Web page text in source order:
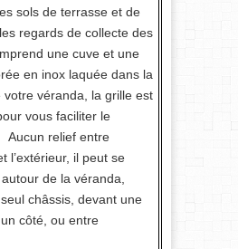
sols de terrasse et de
regards de collecte des
une cuve et une
en inox laquée dans la
votre véranda, la grille est
vous faciliter le
Aucun relief entre
l’extérieur, il peut se
de la véranda,
châssis, devant une
côté, ou entre